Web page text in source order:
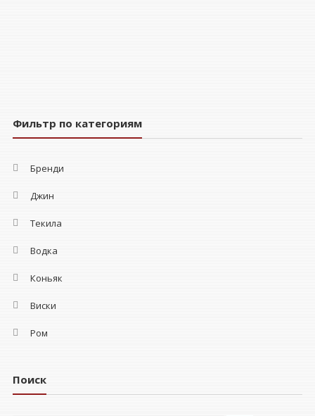
Фильтр по категориям
Бренди
Джин
Текила
Водка
Коньяк
Виски
Ром
Поиск